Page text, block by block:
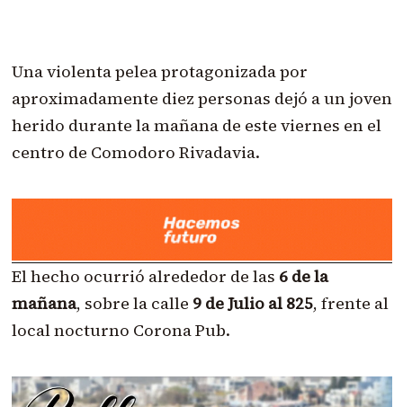
Una violenta pelea protagonizada por
aproximadamente diez personas dejó a un joven
herido durante la mañana de este viernes en el
centro de Comodoro Rivadavia.
El hecho ocurrió alrededor de las 6 de la
mañana, sobre la calle 9 de Julio al 825, frente al
local nocturno Corona Pub.